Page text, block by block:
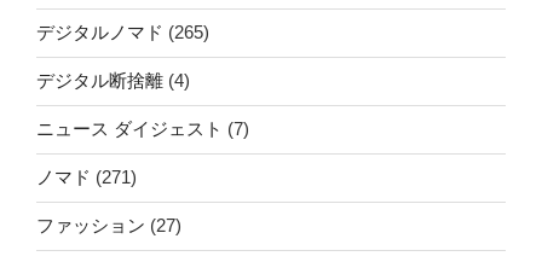
デジタルノマド (265)
デジタル断捨離 (4)
ニュース ダイジェスト (7)
ノマド (271)
ファッション (27)